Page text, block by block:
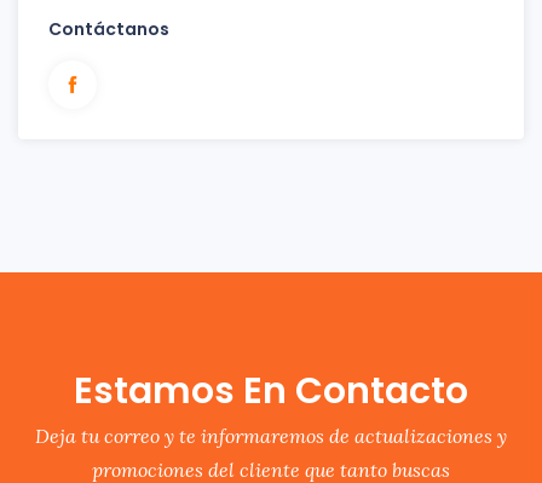
Contáctanos
Estamos En Contacto
Deja tu correo y te informaremos de actualizaciones y
promociones del cliente que tanto buscas